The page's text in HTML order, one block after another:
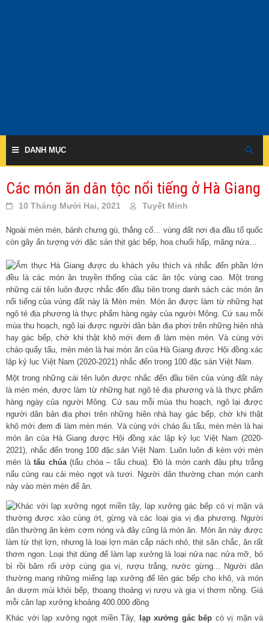
DANH MỤC
Các món ăn dân tộc nổi tiếng ở Hà Giang
10 Tháng Mười Hai, 2021 Tuyết Minh
Ngoài mèn mén, bánh chưng gù, thắng cố… vùng đất nơi địa đầu tổ quốc
còn gây ấn tượng với đặc sản thịt gác bếp, hoa chuối hấp, măng nứa…
Một trong những cái tên luôn được nhắc đến đầu tiên của vùng đất này
là mèn mén, được làm từ những hạt ngô tẻ địa phương và là thực phẩm
hàng ngày của người Mông. Cứ sau mỗi mùa thu hoạch, ngô lại được
người dân bản địa phơi trên những hiên nhà hay gác bếp, chờ khi thật
khô mới đem đi làm mèn mén. Và cùng với cháo ấu tẩu, mèn mèn là hai
món ăn của Hà Giang được Hội đồng xác lập kỷ lục Việt Nam (2020-
2021), nhắc đến trong 100 đặc sản Việt Nam. Luôn luôn đi kèm với mèn
mén làtẩu chúa(tẩu chóa – tẩu chua). Đó là món canh đậu phụ trắng
nấu cùng rau cải mèo ngọt và tươi. Người dân thường chan món canh
này vào mèn mén để ăn.
Khác với lạp xưởng ngọt miền Tây, lạp xưởng gác bếp có vị mặn và